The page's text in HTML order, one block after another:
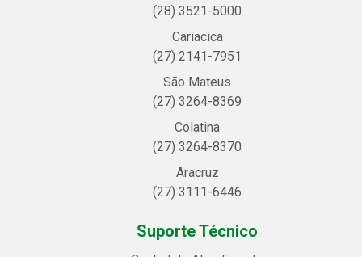
(28) 3521-5000
Cariacica
(27) 2141-7951
São Mateus
(27) 3264-8369
Colatina
(27) 3264-8370
Aracruz
(27) 3111-6446
Suporte Técnico